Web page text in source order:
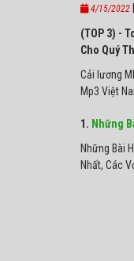
4/15/2022
(TOP 3) -
Cho Quý
Cải lương
Mp3 Việt
1. Những
Những Bài
Nhất, Các